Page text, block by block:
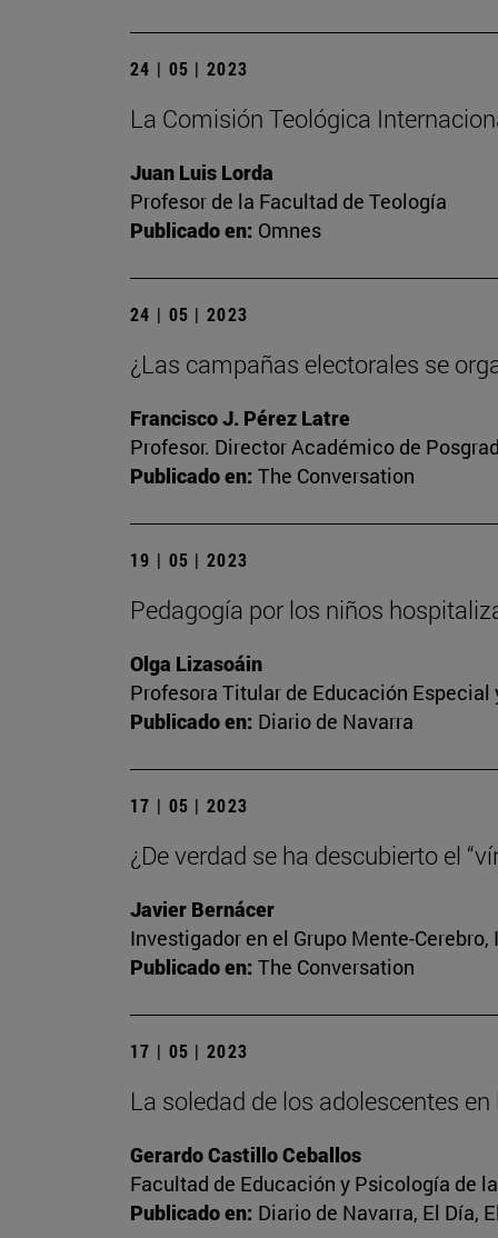
24 | 05 | 2023
La Comisión Teológica
Juan Luis Lorda
Profesor de la Facultad de Teología
Publicado en: Omnes
24 | 05 | 2023
¿Las campañas electorales se
Francisco J. Pérez Latre
Profesor. Director Académico de
Publicado en: The Conversation
19 | 05 | 2023
Pedagogía por los niños
Olga Lizasoáin
Profesora Titular de Educación
Publicado en: Diario de Navarra
17 | 05 | 2023
¿De verdad se ha descubierto el
Javier Bernácer
Investigador en el Grupo Mente-
Publicado en: The Conversation
17 | 05 | 2023
La soledad de los adolescentes
Gerardo Castillo Ceballos
Facultad de Educación y Psicología de
Publicado en: Diario de Navarra, El Día,